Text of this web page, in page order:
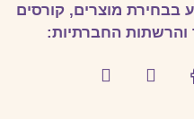
בבחירת מוצרים, קורסים
והרשתות החברתיות: